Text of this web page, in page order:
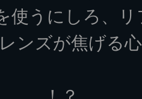
使うにしろ、
ンズが焦げる